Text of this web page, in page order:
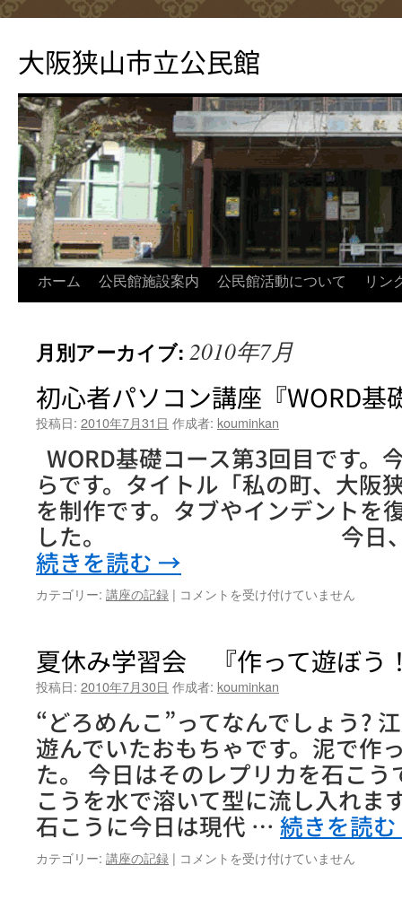
テ
ン
へ
ス
キ
ッ
プ
大阪狭山市立公民館
ホーム 公民館施設案内 公民館活動について リン
月別アーカイブ: 2010年7月
初心者パソコン講座『WORD基
投稿日: 2010年7月31日 作成者: kouminkan
WORD基礎コース第3回目です。
らです。タイトル「私の町、大阪
を制作です。タブやインデントを
した。 今日、特に
続きを読む →
カテゴリー: 講座の記録 | 初
ソ
コ
講
座
『WORD
基
礎
コ
ー
第
コメントを受け付けていません
夏休み学習会 『作って遊ぼう
投稿日: 2010年7月30日 作成者: kouminkan
“どろめんこ”ってなんでしょう?
遊んでいたおもちゃです。泥で作
た。 今日はそのレプリカを石こう
こうを水で溶いて型に流し入れま
石こうに今日は現代 … 続きを読む
カテゴリー: 講座の記録 | 夏
コメントを受け付けていません